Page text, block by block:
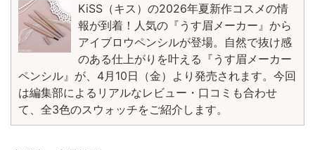
KiSS（キス）の2026年夏新作コスメの情
報が到着！人気の『うす眉メーカー』から
アイブロウペンシルが登場。自然で抜け感
のある仕上がりを叶える『うす眉メーカー
ペンシル』が、4月10日（金）より発売されます。今回
は編集部によるリアルなレビュー・口コミも合わせ
て、全3色のスウォッチをご紹介します。